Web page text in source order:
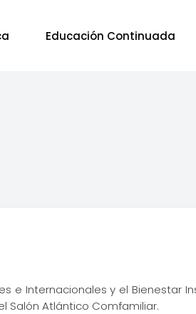
Educación Continuada
e Internacionales y el Bienestar
Salón Atlántico Comfamiliar.